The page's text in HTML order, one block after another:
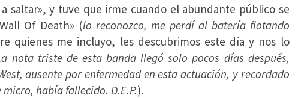
saltar», y tuve que irme cuando el abundante público se
Of Death» (lo reconozco, me perdí al batería flotando
quienes me incluyo, les descubrimos este día y nos lo
nota triste de esta banda llegó solo pocos días después,
ausente por enfermedad en esta actuación, y recordado
había fallecido. D.E.P.).